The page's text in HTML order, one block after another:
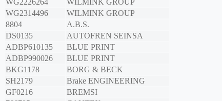
WG2226264
WILMINK GROUP
WG2314496
WILMINK GROUP
8804
A.B.S.
DS0135
AUTOFREN SEINSA
ADBP610135
BLUE PRINT
ADBP990026
BLUE PRINT
BKG1178
BORG & BECK
SH2179
Brake ENGINEERING
GF0216
BREMSI